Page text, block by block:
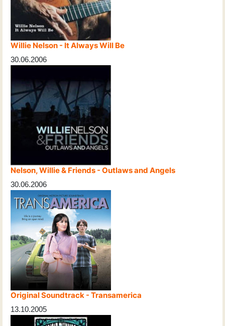
Willie Nelson - It Always Will Be
30.06.2006
Nelson, Willie & Friends - Outlaws and Angels
30.06.2006
Original Soundtrack - Transamerica
13.10.2005